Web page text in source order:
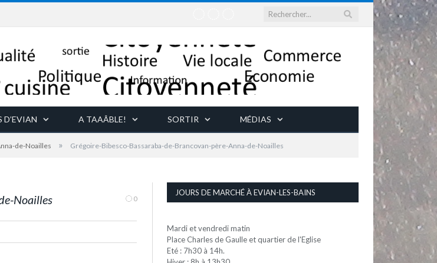
D’EVIAN A TAAÂBLE! SORTIR MÉDIAS
de-Noailles » Grégoire-Bibesco-Bassaraba-de-Brancovan-père-Anna-de-Noailles
sur les rives du Léman, à
Noailles 0
JOURS DE MARCHÉ À EVIAN-LES-BAINS
Mardi et vendredi matin
Place Charles de Gaulle et quartier de l'Eglise
Eté : 7h30 à 14h.